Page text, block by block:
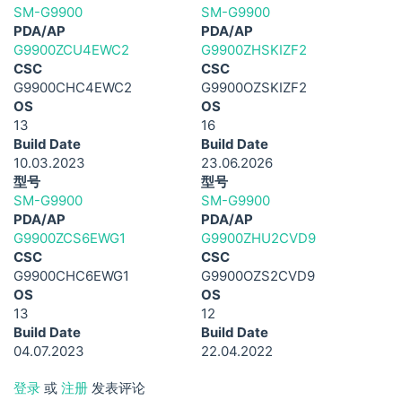
SM-G9900
PDA/AP
G9900ZCU4EWC2
CSC
G9900CHC4EWC2
OS
13
Build Date
10.03.2023
SM-G9900
PDA/AP
G9900ZHSKIZF2
CSC
G9900OZSKIZF2
OS
16
Build Date
23.06.2026
型号
SM-G9900
PDA/AP
G9900ZCS6EWG1
CSC
G9900CHC6EWG1
OS
13
Build Date
04.07.2023
型号
SM-G9900
PDA/AP
G9900ZHU2CVD9
CSC
G9900OZS2CVD9
OS
12
Build Date
22.04.2022
登录 或 注册 发表评论